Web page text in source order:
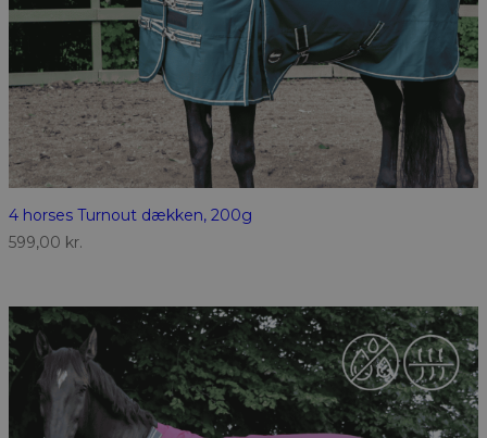
4 horses Turnout dækken, 200g
599,00 kr.